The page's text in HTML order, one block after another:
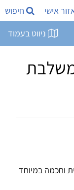
אישי חיפוש
ניווט בעמוד
משלבת
וחכמה במיוחד